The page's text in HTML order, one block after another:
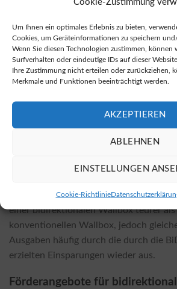
Um Ihnen ein optimales Erlebnis zu bieten,
Cookies, um Geräteinformationen zu speichern
Wenn Sie diesen Technologien zustimmen, können
Surfverhalten oder eindeutige IDs auf dieser
Ihre Zustimmung nicht erteilen oder zurückziehen,
Merkmale und Funktionen beeinträchtigt werden.
AKZEPTIEREN
ABLEHNEN
EINSTELLUNGEN
Cookie-Richtlinie
Link können Sie bidirektionale
von bidirektionalen Wallboxen.
Kosten der Installation und
Wallbox variieren erheblich, je
Modelle gewählt werden und welche
Installation, notwendige Anpassungen
Genehmigungsverfahren. In der Regel
einer bidirektionalen Wallbox teurer als
konventionellen Wallbox, jedoch
Ausgaben häufig durch die durch die
erzielten Einsparungen wieder aus.
Förderangebote für